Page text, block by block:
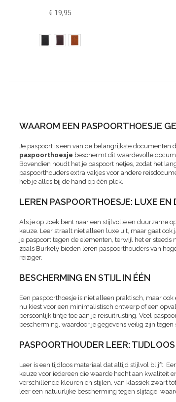
€ 19,95
WAAROM EEN PASPOORTHOESJE
Je paspoort is een van de belangrijkste documenten
paspoorthoesje beschermt dit waardevolle
Bovendien houdt het je paspoort netjes, zodat het
paspoorthouders extra vakjes voor andere
heb je alles bij de hand op één plek.
LEREN PASPOORTHOESJE: LUXE EN
Als je op zoek bent naar een stijlvolle en duurzame
keuze. Leer straalt niet alleen luxe uit, maar gaat
je paspoort tegen de elementen, terwijl het er
zoals Burkely bieden leren paspoorthouders van
reiziger.
BESCHERMING EN STIJL IN ÉÉN
Een paspoorthoesje is niet alleen praktisch, maar
nu kiest voor een minimalistisch ontwerp of een
persoonlijk tintje toe aan je reisuitrusting. Veel
bescherming, waardoor je gegevens veilig zijn
PASPOORTHOUDER LEER:
Leer is een tijdloos materiaal dat altijd stijlvol blijft.
keuze voor iedereen die waarde hecht aan kwaliteit
verschillende kleuren en stijlen, van klassiek zwart
leer een natuurlijke bescherming tegen slijtage,